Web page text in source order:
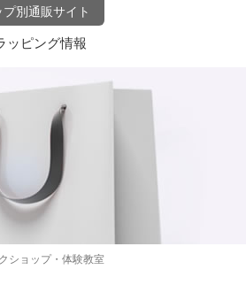
プ別通販サイト
ッピング情報
ショップ・体験教室